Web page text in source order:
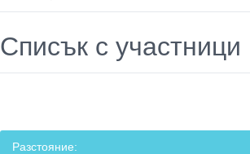
Списък с участници
Разстояние: